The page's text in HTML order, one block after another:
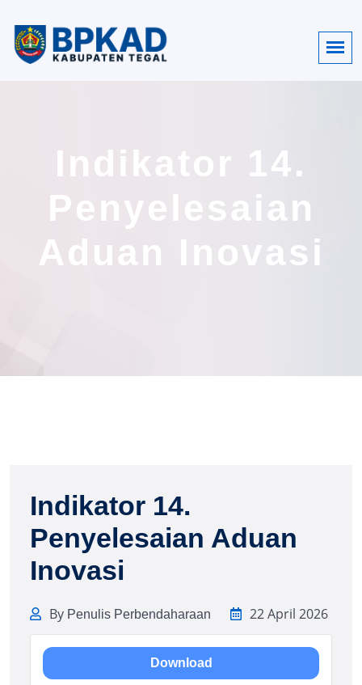
Indikator 14.
Penyelesaian
Aduan Inovasi
Indikator 14.
Penyelesaian Aduan
Inovasi
By Penulis Perbendaharaan 22 April 2026
Download